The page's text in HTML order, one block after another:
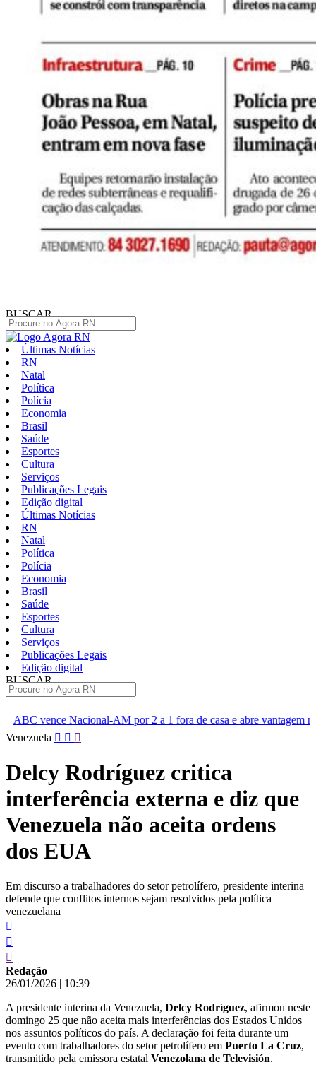
BUSCAR
Últimas Notícias
RN
Natal
Política
Polícia
Economia
Brasil
Saúde
Esportes
Cultura
Serviços
Publicações Legais
Edição digital
Últimas Notícias
RN
Natal
Política
Polícia
Economia
Brasil
Saúde
Esportes
Cultura
Serviços
Publicações Legais
Edição digital
BUSCAR
por 2 a 1 fora de casa e abre vantagem nas quartas
Cine
Pular
conteúdo
Venezuela
Delcy Rodríguez critica
interferência externa e diz que
Venezuela não aceita ordens
dos EUA
Em discurso a trabalhadores do setor petrolífero, presidente interina
defende que conflitos internos sejam resolvidos pela política
venezuelana
Redação
26/01/2026 | 10:39
A presidente interina da Venezuela, Delcy Rodríguez, afirmou neste
domingo 25 que não aceita mais interferências dos Estados Unidos
nos assuntos políticos do país. A declaração foi feita durante um
evento com trabalhadores do setor petrolífero em Puerto La Cruz,
transmitido pela emissora estatal Venezolana de Televisión.